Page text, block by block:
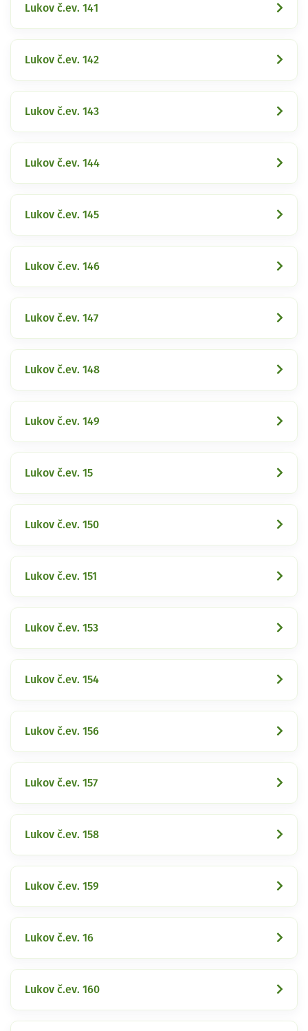
Lukov č.ev. 141
Lukov č.ev. 142
Lukov č.ev. 143
Lukov č.ev. 144
Lukov č.ev. 145
Lukov č.ev. 146
Lukov č.ev. 147
Lukov č.ev. 148
Lukov č.ev. 149
Lukov č.ev. 15
Lukov č.ev. 150
Lukov č.ev. 151
Lukov č.ev. 153
Lukov č.ev. 154
Lukov č.ev. 156
Lukov č.ev. 157
Lukov č.ev. 158
Lukov č.ev. 159
Lukov č.ev. 16
Lukov č.ev. 160